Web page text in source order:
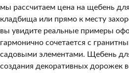
мы рассчитаем цена на щебень
кладбища или прямо к месту
вы увидите реальные примеры
гармонично сочетается с
садовыми элементами. Щебень
создания декоративных дорожек